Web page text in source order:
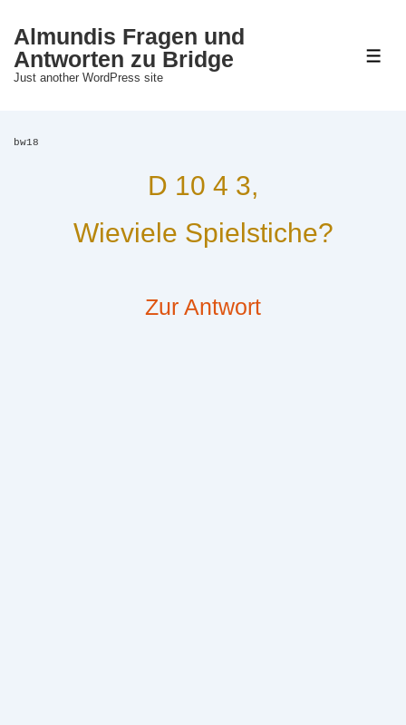
Zum
Almundis Fragen und
Antworten zu Bridge
Just another WordPress site
bw18
D 10 4 3,
Wieviele Spielstiche?
Zur Antwort